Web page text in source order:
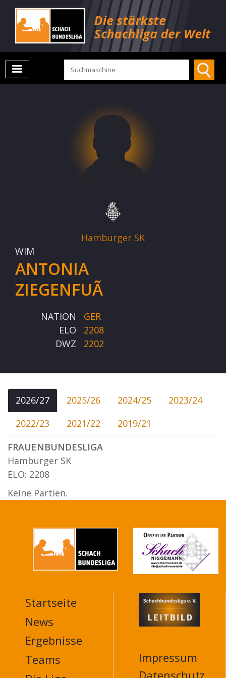
Hamburger SK
WIM
ANTONIA
ZIEGENFUÃ
NATION
GER
ELO
2208
DWZ
2202
2026/27 2025/26 2024/25
2023/24
2022/23
2021/22
2019/21
FRAUENBUNDESLIGA
Hamburger SK
ELO: 2208
Keine Partien.
MAIN
NAVIGATION
FOOTER
Startseite
News
Ergebnisse
Teams
Impressum